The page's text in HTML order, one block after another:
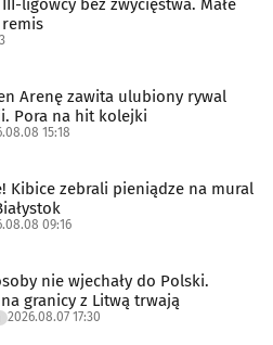
ligowcy bez zwycięstwa. Małe
Arenę zawita ulubiony rywal
Pora na hit kolejki
15:18
Kibice zebrali pieniądze na mural
09:16
nie wjechały do Polski.
granicy z Litwą trwają
2026.08.07 17:30